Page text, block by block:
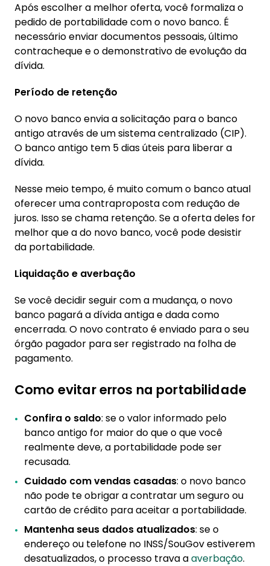
Após escolher a melhor oferta, você formaliza o
pedido de portabilidade com o novo banco. É
necessário enviar documentos pessoais, último
contracheque e o demonstrativo de evolução da
dívida.
Período de retenção
O novo banco envia a solicitação para o banco
antigo através de um sistema centralizado (CIP).
O banco antigo tem 5 dias úteis para liberar a
dívida.
Nesse meio tempo, é muito comum o banco atual
oferecer uma contraproposta com redução de
juros. Isso se chama retenção. Se a oferta deles for
melhor que a do novo banco, você pode desistir
da portabilidade.
Liquidação e averbação
Se você decidir seguir com a mudança, o novo
banco pagará a dívida antiga e dada como
encerrada. O novo contrato é enviado para o seu
órgão pagador para ser registrado na folha de
pagamento.
Como evitar erros na portabilidade
Confira o saldo: se o valor informado pelo
banco antigo for maior do que o que você
realmente deve, a portabilidade pode ser
recusada.
Cuidado com vendas casadas: o novo banco
não pode te obrigar a contratar um seguro ou
cartão de crédito para aceitar a portabilidade.
Mantenha seus dados atualizados: se o
endereço ou telefone no INSS/SouGov estiverem
desatualizados, o processo trava aaverbação.